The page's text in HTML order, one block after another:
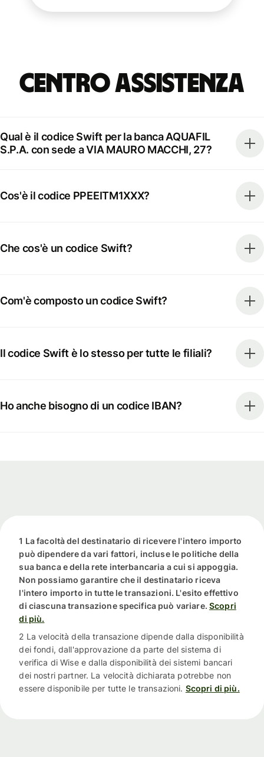
Centro Assistenza
Qual è il codice Swift per la banca AQUAFIL
S.P.A. con sede a VIA MAURO MACCHI, 27?
Cos'è il codice PPEEITM1XXX?
Che cos'è un codice Swift?
Com'è composto un codice Swift?
Il codice Swift è lo stesso per tutte le filiali?
Ho anche bisogno di un codice IBAN?
1 La facoltà del destinatario di ricevere l'intero importo
può dipendere da vari fattori, incluse le politiche della
sua banca e della rete interbancaria a cui si appoggia.
Non possiamo garantire che il destinatario riceva
l'intero importo in tutte le transazioni. L'esito effettivo
di ciascuna transazione specifica può variare. Scopri
di più.
2 La velocità della transazione dipende dalla disponibilità
dei fondi, dall'approvazione da parte del sistema di
verifica di Wise e dalla disponibilità dei sistemi bancari
dei nostri partner. La velocità dichiarata potrebbe non
essere disponibile per tutte le transazioni. Scopri di più.